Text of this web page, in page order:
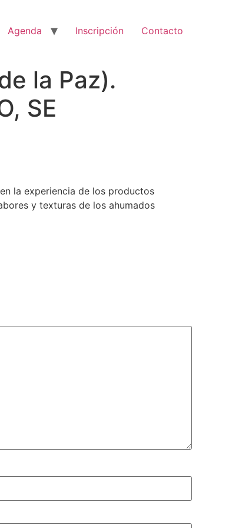
Agenda Inscripción Contacto
la Paz).
SE
la experiencia de los productos
y texturas de los ahumados